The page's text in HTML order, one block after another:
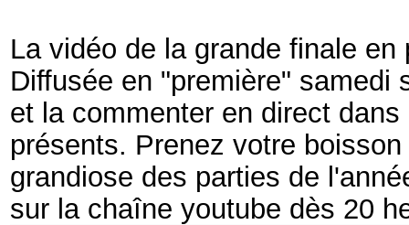
La vidéo de la grande finale en
­Diffusée en "première" samedi
et la commenter en direct
présents. Prenez votre
grandiose des parties de
sur la chaîne youtube dès 20